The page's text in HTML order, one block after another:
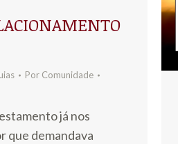
Por Comunidade
já nos
que demandava